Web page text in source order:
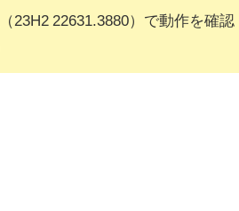
（23H2 22631.3880）で動作を確認